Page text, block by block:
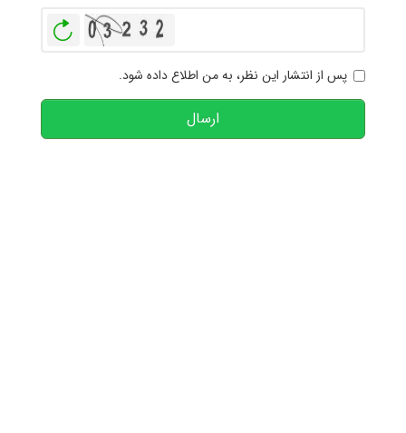
پس از انتشار این نظر، به من اطلاع داده شود.
ارسال